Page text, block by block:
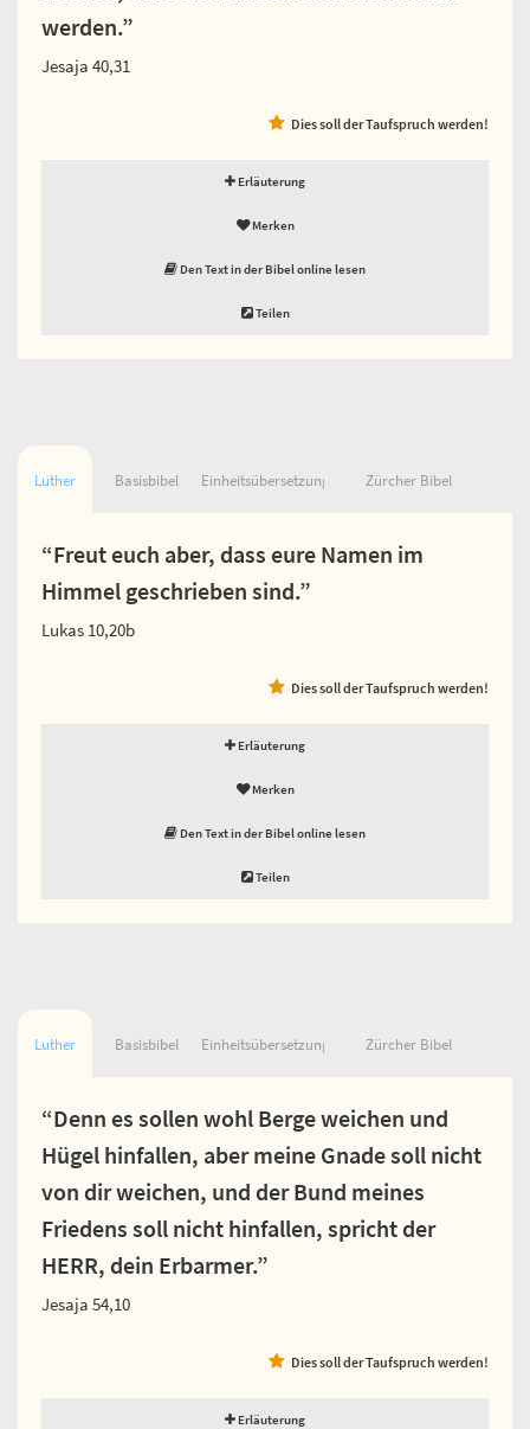
werden.”
Jesaja 40,31
Dies soll der Taufspruch werden!
Erläuterung
Merken
Den Text in der Bibel online lesen
Teilen
Luther Basisbibel Einheitsübersetzung Zürcher Bibel
“Freut euch aber, dass eure Namen im
Himmel geschrieben sind.”
Lukas 10,20b
Dies soll der Taufspruch werden!
Erläuterung
Merken
Den Text in der Bibel online lesen
Teilen
Luther Basisbibel Einheitsübersetzung Zürcher Bibel
“Denn es sollen wohl Berge weichen und
Hügel hinfallen, aber meine Gnade soll nicht
von dir weichen, und der Bund meines
Friedens soll nicht hinfallen, spricht der
HERR, dein Erbarmer.”
Jesaja 54,10
Dies soll der Taufspruch werden!
Erläuterung